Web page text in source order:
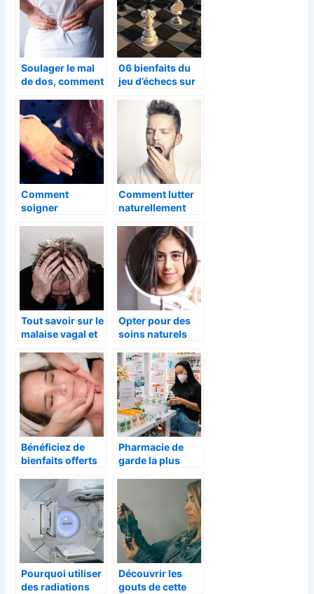
Soulager le mal
de dos, comment
06 bienfaits du
jeu d’échecs sur
Comment
soigner
alopécies ?
Comment lutter
naturellement
Tout savoir sur le
malaise vagal et
Opter pour des
soins naturels
plus saine
Bénéficiez de
bienfaits offerts
substance
naturelle
Pharmacie de
garde la plus
repérer ?
Pourquoi utiliser
des radiations
Découvrir les
gouts de cette